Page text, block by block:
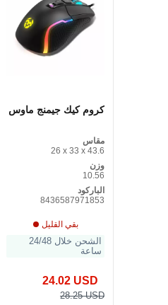
كروم كيك جيمنج ماوس
مقاس
26 x 33 x 43.6
وزن
10.56
الباركود
8436587971853
بقي القليل
الشحن خلال 24/48
ساعة
24.02 USD
28.25 USD